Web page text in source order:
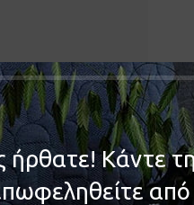
ήρθατε! Κάντε
από